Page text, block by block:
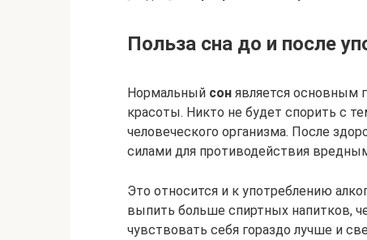
Польза сна до и после
Нормальный сон является основным
красоты. Никто не будет спорить с
человеческого организма. После
силами для противодействия
Это относится и к употреблению
выпить больше спиртных напитков,
чувствовать себя гораздо лучше и